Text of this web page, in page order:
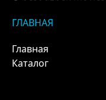
ГЛАВНАЯ
Главная
Каталог